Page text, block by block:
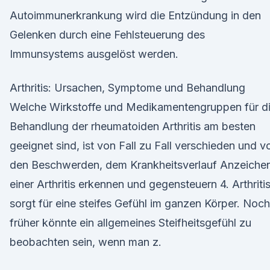
Autoimmunerkrankung wird die Entzündung in den
Gelenken durch eine Fehlsteuerung des
Immunsystems ausgelöst werden.
Arthritis: Ursachen, Symptome und Behandlung
Welche Wirkstoffe und Medikamentengruppen für
Behandlung der rheumatoiden Arthritis am besten
geeignet sind, ist von Fall zu Fall verschieden und
den Beschwerden, dem Krankheitsverlauf
einer Arthritis erkennen und gegensteuern 4. Arthritis
sorgt für eine steifes Gefühl im ganzen Körper. Noch
früher könnte ein allgemeines Steifheitsgefühl zu
beobachten sein, wenn man z.